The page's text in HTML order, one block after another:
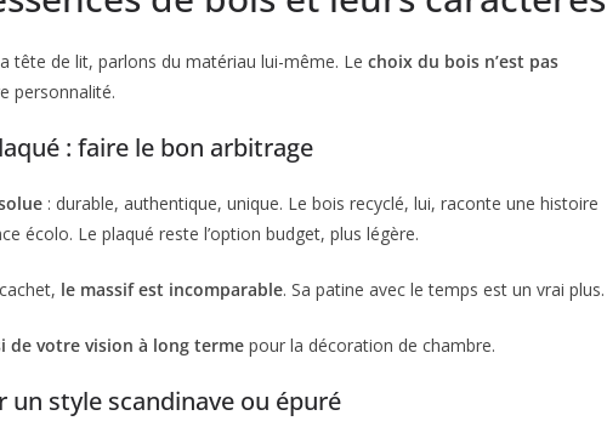
tête de lit, parlons du matériau lui-même. Le choix du bois n’est pas
personnalité.
: faire le bon arbitrage
: durable, authentique, unique. Le bois recyclé, lui, raconte une histoire
écolo. Le plaqué reste l’option budget, plus légère.
le massif est incomparable. Sa patine avec le temps est un vrai plus.
de votre vision à long terme pour la décoration de chambre.
un style scandinave ou épuré